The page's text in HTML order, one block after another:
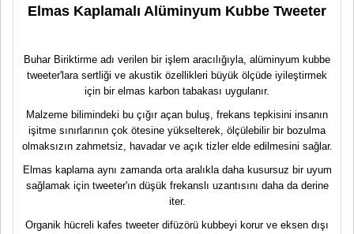
Elmas Kaplamalı Alüminyum Kubbe Tweeter
Buhar Biriktirme adı verilen bir işlem aracılığıyla, alüminyum kubbe
tweeter'lara sertliği ve akustik özellikleri büyük ölçüde iyileştirmek
için bir elmas karbon tabakası uygulanır.
Malzeme bilimindeki bu çığır açan buluş, frekans tepkisini insanın
işitme sınırlarının çok ötesine yükselterek, ölçülebilir bir bozulma
olmaksızın zahmetsiz, havadar ve açık tizler elde edilmesini sağlar.
Elmas kaplama aynı zamanda orta aralıkla daha kusursuz bir uyum
sağlamak için tweeter'ın düşük frekanslı uzantısını daha da derine
iter.
Organik hücreli kafes tweeter difüzörü kubbeyi korur ve eksen dışı